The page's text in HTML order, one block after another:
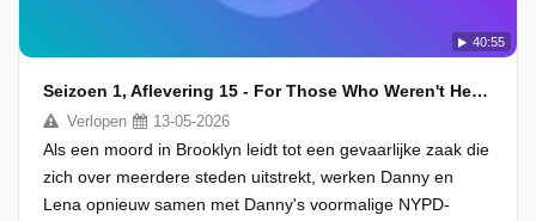
40:55
Seizoen 1, Aflevering 15 - For Those Who Weren't Heard
Verlopen 13-05-2026
Als een moord in Brooklyn leidt tot een gevaarlijke zaak die
zich over meerdere steden uitstrekt, werken Danny en
Lena opnieuw samen met Danny's voormalige NYPD-